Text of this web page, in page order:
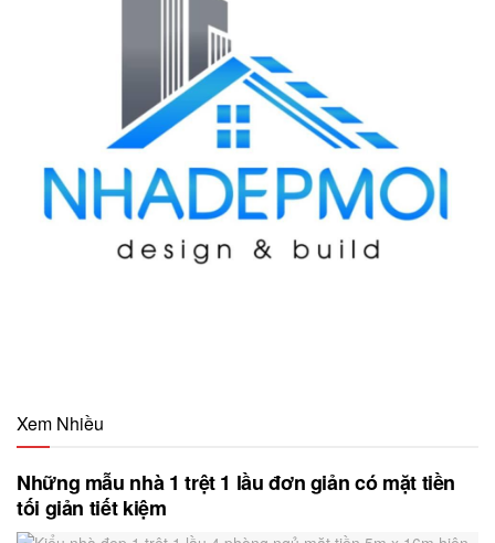
Xem Nhiều
Những mẫu nhà 1 trệt 1 lầu đơn giản có mặt tiền
tối giản tiết kiệm